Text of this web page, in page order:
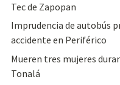
Tec de Zapopan
Imprudencia de autobús
accidente en Periférico
Mueren tres mujeres
Tonalá